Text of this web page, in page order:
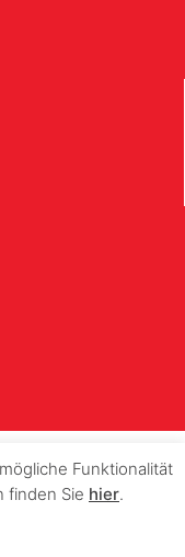
Funktionalität
finden Sie hier.